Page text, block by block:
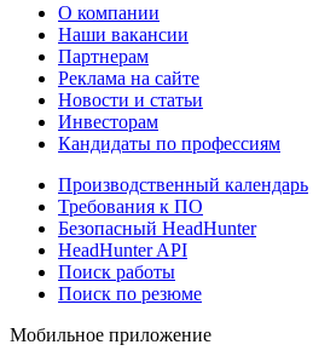
О компании
Наши вакансии
Партнерам
Реклама на сайте
Новости и статьи
Инвесторам
Кандидаты по профессиям
Производственный календарь
Требования к ПО
Безопасный HeadHunter
HeadHunter API
Поиск работы
Поиск по резюме
Мобильное приложение